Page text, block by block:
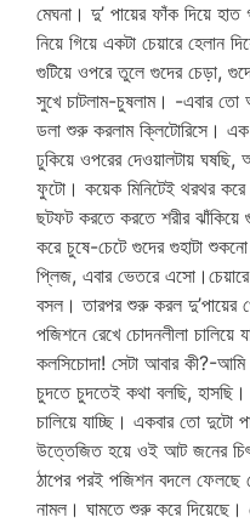
মেঘনা। দু’ পায়ের ফাঁক দিয়ে
নিয়ে গিয়ে একটা চেয়ারে হেলান
গুটিয়ে ওপরে তুলে গুদের চেড়া,
সুখে চাটলাম-চুষলাম। -এবার তো
ডলা শুরু করলাম ক্লিটোরিসে।
ঢুকিয়ে ওপরের দেওয়ালটায়
ফুটো। কয়েক মিনিটেই থরথর
ছটফট করতে করতে শরীর
করে চুষে-চেটে গুদের গুহাটা
প্লিজ, এবার ভেতরে
বসল। তারপর শুরু করল দু’পায়ের
পজিশনে রেখে চোদনলীলা
কলসিচোদা! সেটা আবার কী?-
চুদতে চুদতেই কথা বলছি,
চালিয়ে যাচ্ছি। একবার তো দুটো
উত্তেজিত হয়ে ওই আট জনের
ঠাপের পরই পজিশন বদলে ফেলছে
নামল। ঘামতে শুরু করে দিয়েছে।